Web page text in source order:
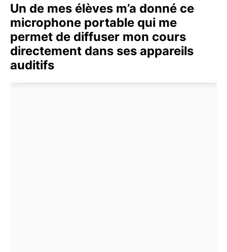
Un de mes élèves m’a donné ce
microphone portable qui me
permet de diffuser mon cours
directement dans ses appareils
auditifs